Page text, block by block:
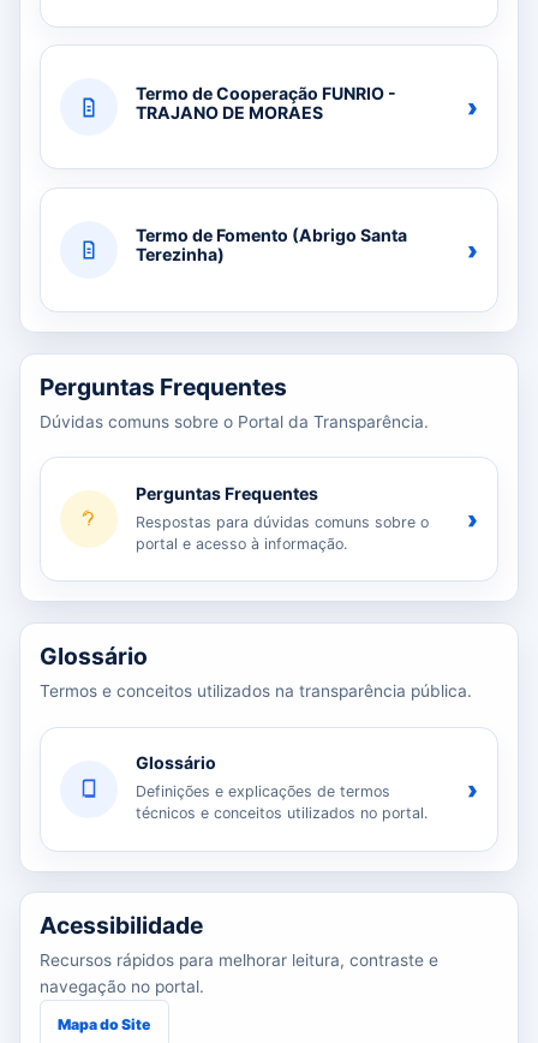
Termo de Cooperação FUNRIO -
TRAJANO DE MORAES
›
Termo de Fomento (Abrigo Santa
Terezinha)
›
Perguntas Frequentes
Dúvidas comuns sobre o Portal da Transparência.
Perguntas Frequentes
Respostas para dúvidas comuns sobre o
portal e acesso à informação.
›
Glossário
Termos e conceitos utilizados na transparência pública.
Glossário
Definições e explicações de termos
técnicos e conceitos utilizados no portal.
›
Acessibilidade
Recursos rápidos para melhorar leitura, contraste e
navegação no portal.
Mapa do Site